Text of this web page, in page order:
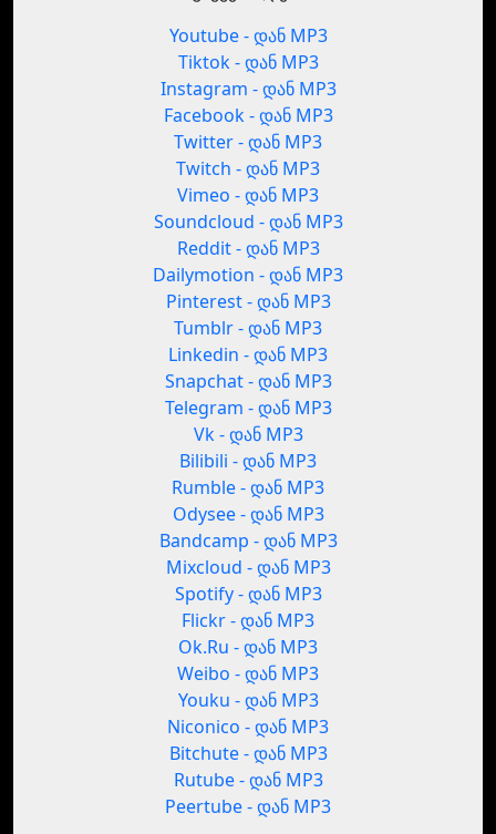
Youtube - დან MP3
Tiktok - დან MP3
Instagram - დან MP3
Facebook - დან MP3
Twitter - დან MP3
Twitch - დან MP3
Vimeo - დან MP3
Soundcloud - დან MP3
Reddit - დან MP3
Dailymotion - დან MP3
Pinterest - დან MP3
Tumblr - დან MP3
Linkedin - დან MP3
Snapchat - დან MP3
Telegram - დან MP3
Vk - დან MP3
Bilibili - დან MP3
Rumble - დან MP3
Odysee - დან MP3
Bandcamp - დან MP3
Mixcloud - დან MP3
Spotify - დან MP3
Flickr - დან MP3
Ok.Ru - დან MP3
Weibo - დან MP3
Youku - დან MP3
Niconico - დან MP3
Bitchute - დან MP3
Rutube - დან MP3
Peertube - დან MP3